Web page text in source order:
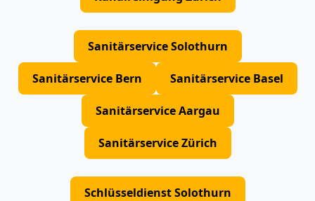
Sanitärservice Solothurn
Sanitärservice Bern Sanitärservice Basel
Sanitärservice Aargau
Sanitärservice Zürich
Schlüsseldienst Solothurn